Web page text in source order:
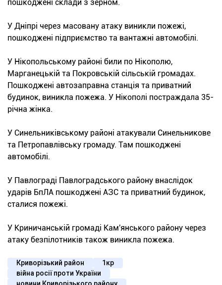
пошкоджені склади з зерном.
У Дніпрі через масовану атаку виникли пожежі,
пошкоджені підприємство та вантажні автомобілі.
У Нікопольському районі били по Нікополю,
Марганецькій та Покровській сільській громадах.
Пошкоджені автозаправна станція та приватний
будинок, виникла пожежа. У Нікополі постраждала 35-
річна жінка.
У Синельниківському районі атакували Синельникове
та Петропавлівську громаду. Там пошкоджені
автомобілі.
У Павлограді Павлоградського району внаслідок
ударів БпЛА пошкоджені АЗС та приватний будинок,
сталися пожежі.
У Криничанській громаді Кам'янського району через
атаку безпілотників також виникла пожежа.
Криворізький район
1кр
війна росії проти України